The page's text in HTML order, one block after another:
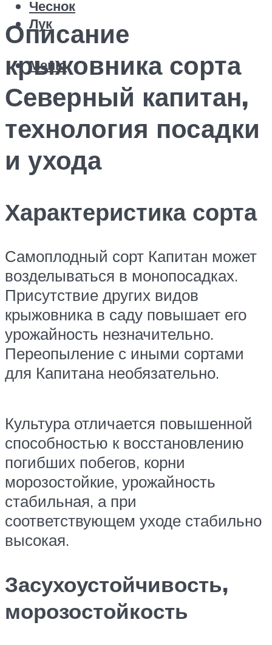
Чеснок
Лук
Меню
Описание
крыжовника сорта
Северный капитан,
технология посадки
и ухода
Характеристика сорта
Самоплодный сорт Капитан может
возделываться в монопосадках.
Присутствие других видов
крыжовника в саду повышает его
урожайность незначительно.
Переопыление с иными сортами
для Капитана необязательно.
Культура отличается повышенной
способностью к восстановлению
погибших побегов, корни
морозостойкие, урожайность
стабильная, а при
соответствующем уходе стабильно
высокая.
Засухоустойчивость,
морозостойкость